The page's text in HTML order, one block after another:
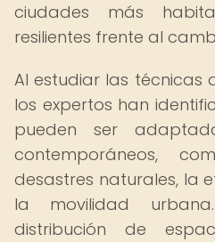
ciudades más
resilientes frente al
Al estudiar las técnicas
los expertos han
pueden ser
contemporáneos,
desastres naturales, la
la movilidad
distribución de